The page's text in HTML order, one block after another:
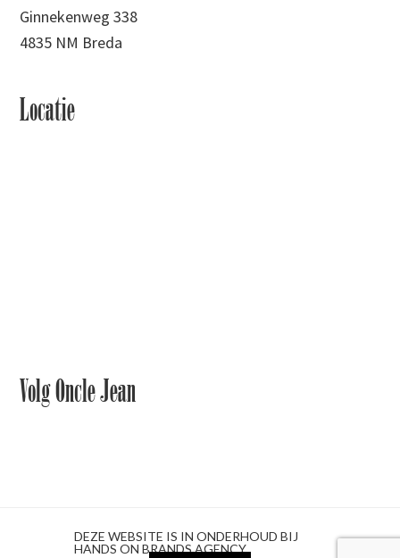
Ginnekenweg 338
4835 NM Breda
Locatie
Volg Oncle Jean
DEZE WEBSITE IS IN ONDERHOUD BIJ
HANDS ON BRANDS AGENCY